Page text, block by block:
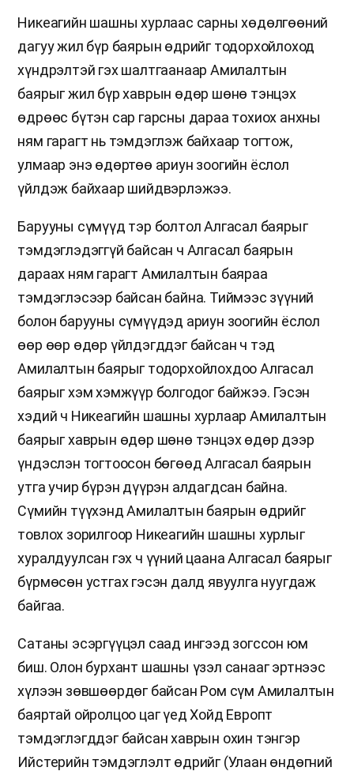
Никеагийн шашны хурлаас сарны хөдөлгөөний
дагуу жил бүр баярын өдрийг тодорхойлоход
хүндрэлтэй гэх шалтгаанаар Амилалтын
баярыг жил бүр хаврын өдөр шөнө тэнцэх
өдрөөс бүтэн сар гарсны дараа тохиох анхны
ням гарагт нь тэмдэглэж байхаар тогтож,
улмаар энэ өдөртөө ариун зоогийн ёслол
үйлдэж байхаар шийдвэрлэжээ.
Барууны сүмүүд тэр болтол Алгасал баярыг
тэмдэглэдэггүй байсан ч Алгасал баярын
дараах ням гарагт Амилалтын баяраа
тэмдэглэсээр байсан байна. Тиймээс зүүний
болон барууны сүмүүдэд ариун зоогийн ёслол
өөр өөр өдөр үйлдэгддэг байсан ч тэд
Амилалтын баярыг тодорхойлохдоо Алгасал
баярыг хэм хэмжүүр болгодог байжээ. Гэсэн
хэдий ч Никеагийн шашны хурлаар Амилалтын
баярыг хаврын өдөр шөнө тэнцэх өдөр дээр
үндэслэн тогтоосон бөгөөд Алгасал баярын
утга учир бүрэн дүүрэн алдагдсан байна.
Сүмийн түүхэнд Амилалтын баярын өдрийг
товлох зорилгоор Никеагийн шашны хурлыг
хуралдуулсан гэх ч үүний цаана Алгасал баярыг
бүрмөсөн устгах гэсэн далд явуулга нуугдаж
байгаа.
Сатаны эсэргүүцэл саад ингээд зогссон юм
биш. Олон бурхант шашны үзэл санааг эртнээс
хүлээн зөвшөөрдөг байсан Ром сүм Амилалтын
баяртай ойролцоо цаг үед Хойд Европт
тэмдэглэгддэг байсан хаврын охин тэнгэр
Ийстерийн тэмдэглэлт өдрийг (Улаан өндөгний